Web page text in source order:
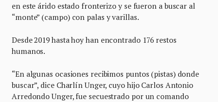
en este árido estado fronterizo y se fueron a buscar al
“monte” (campo) con palas y varillas.
Desde 2019 hasta hoy han encontrado 176 restos
humanos.
“En algunas ocasiones recibimos puntos (pistas) donde
buscar”, dice Charlín Unger, cuyo hijo Carlos Antonio
Arredondo Unger, fue secuestrado por un comando